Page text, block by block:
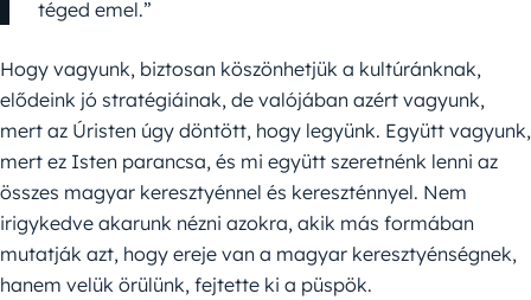
téged emel.”
Hogy vagyunk, biztosan köszönhetjük a kultúránknak,
elődeink jó stratégiáinak, de valójában azért vagyunk,
mert az Úristen úgy döntött, hogy legyünk. Együtt vagyunk,
mert ez Isten parancsa, és mi együtt szeretnénk lenni az
összes magyar keresztyénnel és kereszténnyel. Nem
irigykedve akarunk nézni azokra, akik más formában
mutatják azt, hogy ereje van a magyar keresztyénségnek,
hanem velük örülünk, fejtette ki a püspök.